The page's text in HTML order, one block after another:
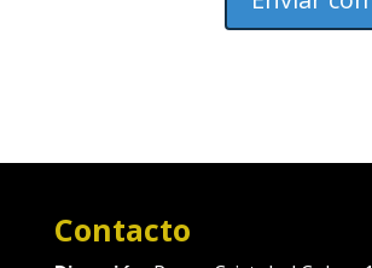
Contacto